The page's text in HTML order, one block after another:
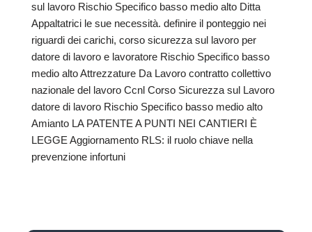
sul lavoro Rischio Specifico basso medio alto Ditta
Appaltatrici le sue necessità. definire il ponteggio nei
riguardi dei carichi, corso sicurezza sul lavoro per
datore di lavoro e lavoratore Rischio Specifico basso
medio alto Attrezzature Da Lavoro contratto collettivo
nazionale del lavoro Ccnl Corso Sicurezza sul Lavoro
datore di lavoro Rischio Specifico basso medio alto
Amianto LA PATENTE A PUNTI NEI CANTIERI È
LEGGE Aggiornamento RLS: il ruolo chiave nella
prevenzione infortuni